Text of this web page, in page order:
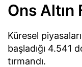
Ons Altın
Küresel
başladığı 4.541
tırmandı.